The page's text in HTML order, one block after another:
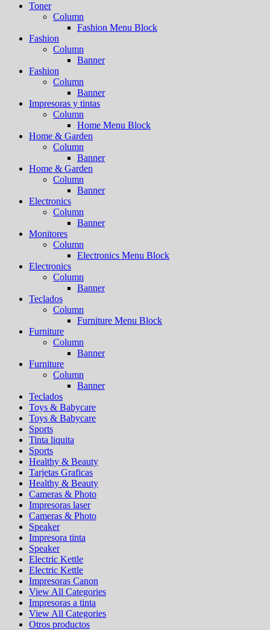
Toner
Column
Fashion Menu Block
Fashion
Column
Banner
Fashion
Column
Banner
Impresoras y tintas
Column
Home Menu Block
Home & Garden
Column
Banner
Home & Garden
Column
Banner
Electronics
Column
Banner
Monitores
Column
Electronics Menu Block
Electronics
Column
Banner
Teclados
Column
Furniture Menu Block
Furniture
Column
Banner
Furniture
Column
Banner
Teclados
Toys & Babycare
Toys & Babycare
Sports
Tinta liquita
Sports
Healthy & Beauty
Tarjetas Graficas
Healthy & Beauty
Cameras & Photo
Impresoras laser
Cameras & Photo
Speaker
Impresora tinta
Speaker
Electric Kettle
Electric Kettle
Impresoras Canon
View All Categories
Impresoras a tinta
View All Categories
Otros productos